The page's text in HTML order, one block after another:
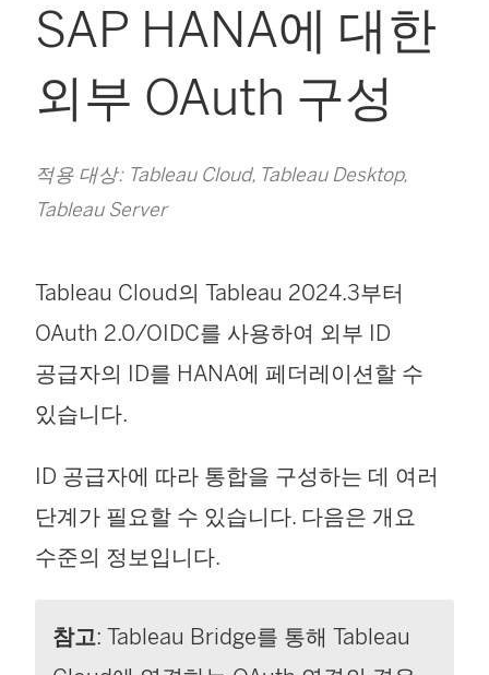
SAP HANA에 대한
외부 OAuth 구성
적용 대상: Tableau Cloud, Tableau Desktop,
Tableau Server
Tableau Cloud의 Tableau 2024.3부터
OAuth 2.0/OIDC를 사용하여 외부 ID
공급자의 ID를 HANA에 페더레이션할 수
있습니다.
ID 공급자에 따라 통합을 구성하는 데 여러
단계가 필요할 수 있습니다. 다음은 개요
수준의 정보입니다.
참고: Tableau Bridge를 통해 Tableau